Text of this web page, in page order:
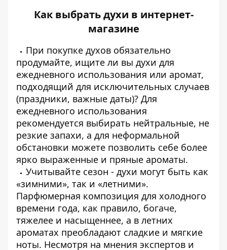
Как выбрать духи в интернет-
магазине
При покупке духов обязательно
продумайте, ищите ли вы духи для
ежедневного использования или аромат,
подходящий для исключительных случаев
(праздники, важные даты)? Для
ежедневного использования
рекомендуется выбирать нейтральные, не
резкие запахи, а для неформальной
обстановки можете позволить себе более
ярко выраженные и пряные ароматы.
Учитывайте сезон - духи могут быть как
«зимними», так и «летними».
Парфюмерная композиция для холодного
времени года, как правило, богаче,
тяжелее и насыщеннее, а в летних
ароматах преобладают сладкие и мягкие
ноты. Несмотря на мнения экспертов и